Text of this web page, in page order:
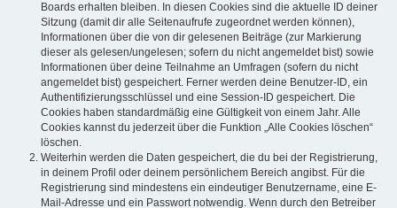
Boards erhalten bleiben. In diesen Cookies sind die aktuelle ID deiner
Sitzung (damit dir alle Seitenaufrufe zugeordnet werden können),
Informationen über die von dir gelesenen Beiträge (zur Markierung
dieser als gelesen/ungelesen; sofern du nicht angemeldet bist) sowie
Informationen über deine Teilnahme an Umfragen (sofern du nicht
angemeldet bist) gespeichert. Ferner werden deine Benutzer-ID, ein
Authentifizierungsschlüssel und eine Session-ID gespeichert. Die
Cookies haben standardmäßig eine Gültigkeit von einem Jahr. Alle
Cookies kannst du jederzeit über die Funktion „Alle Cookies löschen“
löschen.
Weiterhin werden die Daten gespeichert, die du bei der Registrierung,
in deinem Profil oder deinem persönlichem Bereich angibst. Für die
Registrierung sind mindestens ein eindeutiger Benutzername, eine E-
Mail-Adresse und ein Passwort notwendig. Wenn durch den Betreiber